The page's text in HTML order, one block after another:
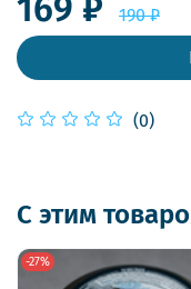
(0)
169 ₽
190 ₽
С этим
-27%